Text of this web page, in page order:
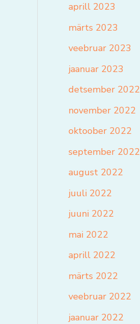
aprill 2023
märts 2023
veebruar 2023
jaanuar 2023
detsember 2022
november 2022
oktoober 2022
september 2022
august 2022
juuli 2022
juuni 2022
mai 2022
aprill 2022
märts 2022
veebruar 2022
jaanuar 2022